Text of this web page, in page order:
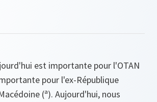
est importante pour l'OTAN
pour l'ex-République
(ª). Aujourd'hui, nous